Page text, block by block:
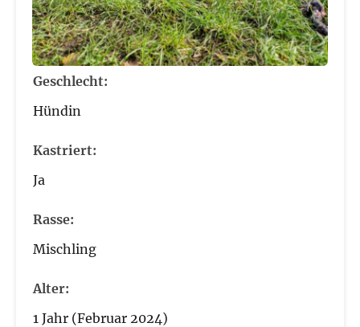
Geschlecht:
Hündin
Kastriert:
Ja
Rasse:
Mischling
Alter:
1 Jahr (Februar 2024)